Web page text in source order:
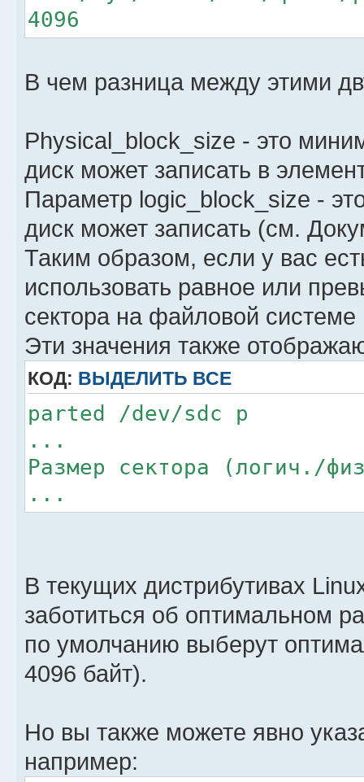
4096
В чем разница между этими
Physical_block_size - это
диск может записать в
Параметр logic_block_size -
диск может записать (см.
Таким образом, если у вас
использовать равное или
сектора на файловой системе
Эти значения также
КОД: ВЫДЕЛИТЬ ВСЕ
parted /dev/sdc p
...
Размер сектора (логич./
...
В текущих дистрибутивах
заботиться об оптимальном
по умолчанию выберут
4096 байт).
Но вы также можете явно
например: